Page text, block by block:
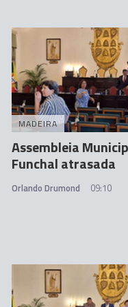
MADEIRA
Assembleia
Funchal atrasada
Orlando Drumond 09:10